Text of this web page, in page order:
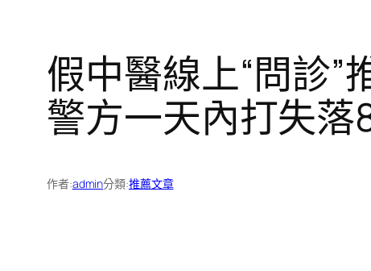
假中醫線上“問診”
警方一天內打失
作者:admin分類:推薦文章